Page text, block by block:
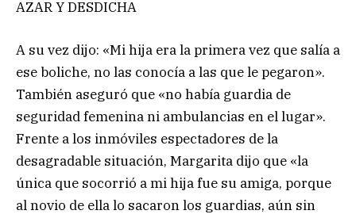
AZAR Y DESDICHA
A su vez dijo: «Mi hija era la primera vez que salía a
ese boliche, no las conocía a las que le pegaron».
También aseguró que «no había guardia de
seguridad femenina ni ambulancias en el lugar».
Frente a los inmóviles espectadores de la
desagradable situación, Margarita dijo que «la
única que socorrió a mi hija fue su amiga, porque
al novio de ella lo sacaron los guardias, aún sin